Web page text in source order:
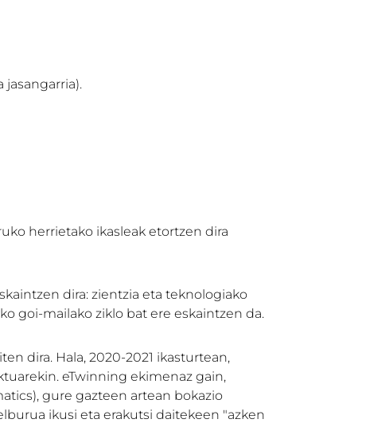
jasangarria).
herrietako ikasleak etortzen dira
dira: zientzia eta teknologiako
goi-mailako ziklo bat ere eskaintzen da.
dira. Hala, 2020-2021 ikasturtean,
eTwinning ekimenaz gain,
gure gazteen artean bokazio
ikusi eta erakutsi daitekeen "azken